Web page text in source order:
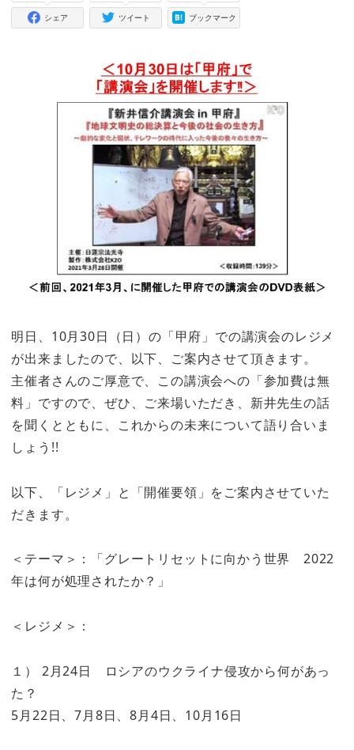
シェア ツイート ブックマーク
明日、10月30日（日）の「甲府」での講演会のレジメ
が出来ましたので、以下、ご案内させて頂きます。
主催者さんのご厚意で、この講演会への「参加費は無
料」ですので、ぜひ、ご来場いただき、新井先生の話
を聞くとともに、これからの未来について語り合いま
しょう!!
以下、「レジメ」と「開催要領」をご案内させていた
だきます。
＜テーマ＞：「グレートリセットに向かう世界 2022
年は何が処理されたか？」
＜レジメ＞：
１） 2月24日 ロシアのウクライナ侵攻から何があっ
た？
5月22日、7月8日、8月4日、10月16日